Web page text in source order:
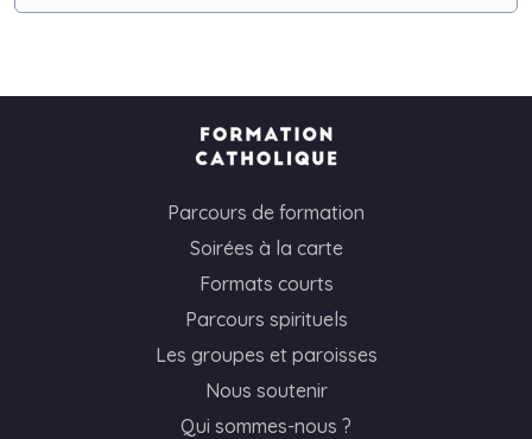
Parcours de formation
Soirées à la carte
Formats courts
Parcours spirituels
Les groupes et paroisses
Nous soutenir
Qui sommes-nous ?